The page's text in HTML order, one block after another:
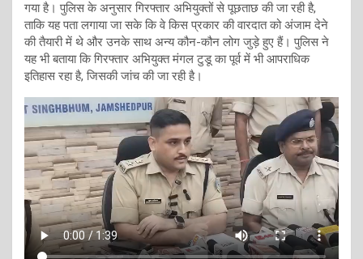
गया है। पुलिस के अनुसार गिरफ्तार अभियुक्तों से पूछताछ की जा रही है,
ताकि यह पता लगाया जा सके कि वे किस प्रकार की वारदात को अंजाम देने
की तैयारी में थे और उनके साथ अन्य कौन-कौन लोग जुड़े हुए हैं। पुलिस ने
यह भी बताया कि गिरफ्तार अभियुक्त मंगल टुडू का पूर्व में भी आपराधिक
इतिहास रहा है, जिसकी जांच की जा रही है।